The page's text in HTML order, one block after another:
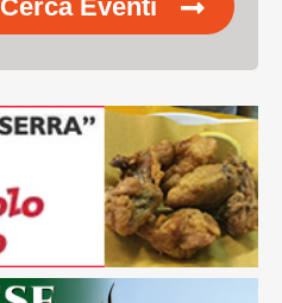
Cerca Eventi